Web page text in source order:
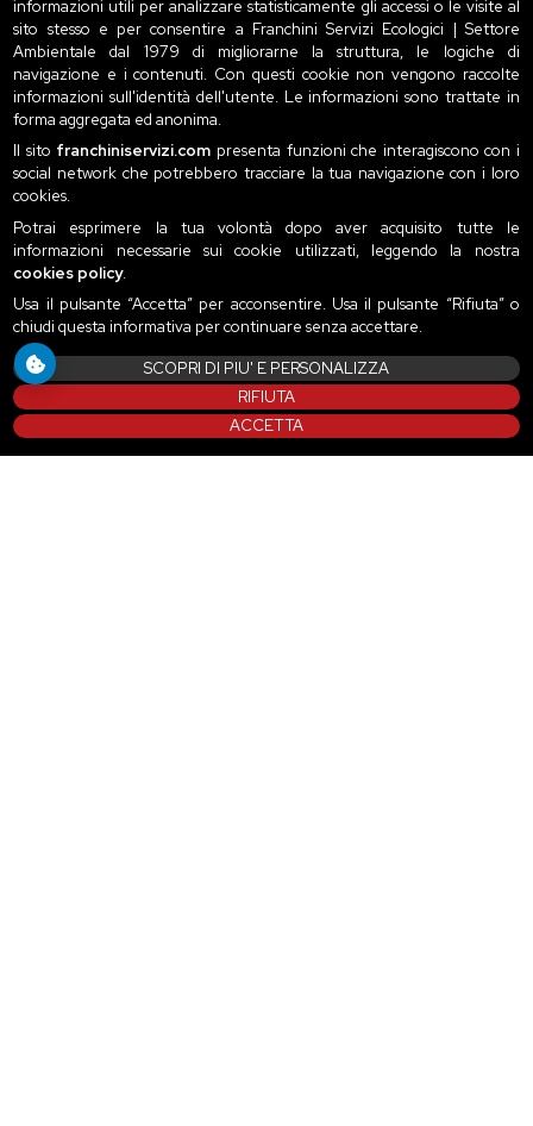
informazioni utili per analizzare statisticamente gli accessi o le visite al
sito stesso e per consentire a Franchini Servizi Ecologici | Settore
Ambientale dal 1979 di migliorarne la struttura, le logiche di
navigazione e i contenuti. Con questi cookie non vengono raccolte
informazioni sull'identità dell'utente. Le informazioni sono trattate in
forma aggregata ed anonima.
Il sito franchiniservizi.com presenta funzioni che interagiscono con i
social network che potrebbero tracciare la tua navigazione con i loro
cookies.
Potrai esprimere la tua volontà dopo aver acquisito tutte le
informazioni necessarie sui cookie utilizzati, leggendo la nostra
cookies policy.
Usa il pulsante “Accetta” per acconsentire. Usa il pulsante “Rifiuta” o
chiudi questa informativa per continuare senza accettare.
SCOPRI DI PIU' E PERSONALIZZA
RIFIUTA
ACCETTA